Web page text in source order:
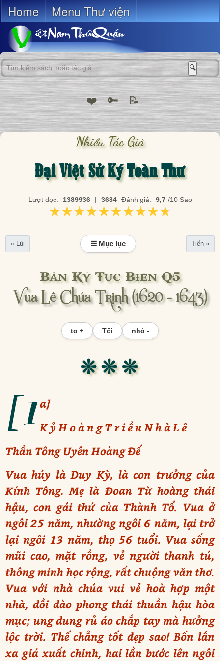
Home Menu Thư viện
🔍
❤️ 🔑 📝
Nhiều Tác Giả
Đại Việt Sử Ký Toàn Thư
Lượt đọc: 1389936 | 3684 Đánh giá: 9,7 /10 Sao
★★★★★★★★★★
★★★★★★★★★★
« Lùi ☰ Mục lục Tiến »
Bản Kỷ Tục Biên Q5
Vua Lê Chúa Trịnh (1620 - 1643)
to + Tối nhỏ -
❊ ❊ ❊
[1 a]
K ỷ H o à n g T r i ề u N h à L ê
Thần Tông Uyên Hoàng Đế
Vua húy là Duy Kỳ, là con trưởng của
Kính Tông. Mẹ là Đoan Từ hoàng thái
hậu, con gái thứ của Thành Tổ. Vua ở
ngôi 25 năm, nhường ngôi 6 năm, lại trở
lại ngôi 13 năm, thọ 56 tuổi. Vua sống
mũi cao, mặt rồng, vẻ người thanh tú,
thông minh học rộng, rất chuộng văn thơ.
Vua với nhà chúa vui vẻ hoà hợp một
nhà, dồi dào phong thái thuần hậu hòa
mục; ung dung rủ áo chắp tay mà hưởng
lộc trời. Thế chẳng tốt đẹp sao! Bốn lần
xa giá xuất chinh, hai lần bước lên ngôi